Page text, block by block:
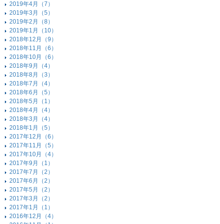
2019年4月（7）
2019年3月（5）
2019年2月（8）
2019年1月（10）
2018年12月（9）
2018年11月（6）
2018年10月（6）
2018年9月（4）
2018年8月（3）
2018年7月（4）
2018年6月（5）
2018年5月（1）
2018年4月（4）
2018年3月（4）
2018年1月（5）
2017年12月（6）
2017年11月（5）
2017年10月（4）
2017年9月（1）
2017年7月（2）
2017年6月（2）
2017年5月（2）
2017年3月（2）
2017年1月（1）
2016年12月（4）